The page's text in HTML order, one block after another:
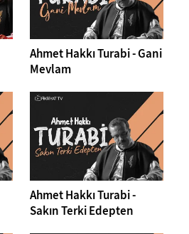
Ahmet Hakkı Turabi - Gani
Mevlam
Ahmet Hakkı Turabi -
Sakın Terki Edepten